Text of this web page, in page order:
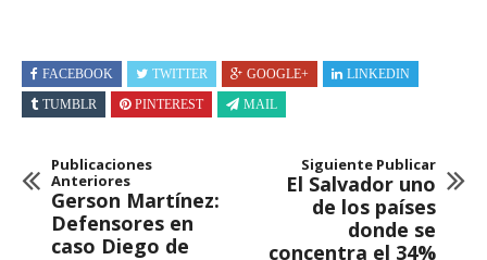
FACEBOOK TWITTER GOOGLE+
LINKEDIN
TUMBLR
PINTEREST MAIL
Publicaciones
Anteriores
Gerson Martínez:
Defensores en
caso Diego de
Siguiente Publicar
El Salvador uno
de los países
donde se
concentra el 34%